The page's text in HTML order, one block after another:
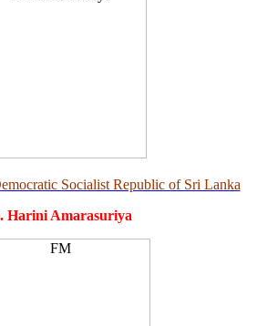
Socialist Republic of Sri Lanka
Harini Amarasuriya